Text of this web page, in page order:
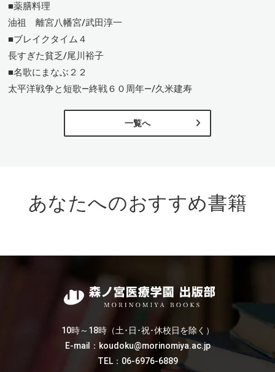
■薬膳料理
油祖 離宮八幡宮/武田淳一
■ブレイクタイム４
長すぎた貧乏/尾川裕子
■名歌にまなぶ２２
太平洋戦争と短歌―終戦６０周年―/久米建寿
一覧へ
あなたへのおすすめ書籍
10時～18時（土･日･祝･休校日を除く）
E-mail：koudoku@morinomiya.ac.jp
TEL：06-6976-6889